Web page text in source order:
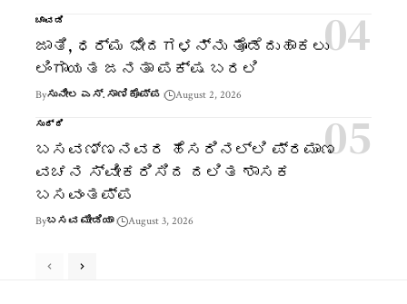
ಚಾವಡಿ
ಜಾತಿ, ಧರ್ಮ ಭೇದಗಳನ್ನು ತೊಡೆದುಹಾಕಲು
ಲಿಂಗಾಯತ ಜನತಾ ಪಕ್ಷ ಬರಲಿ
Byಸುನೀಲ ಎಸ್. ಸಾಣಿಕೊಪ್ಪ August 2, 2026
ಸುದ್ದಿ
ಬಸವಣ್ಣನವರ ಹೆಸರಿನಲ್ಲಿ ಪ್ರಮಾಣ
ವಚನ ಸ್ವೀಕರಿಸಿದ ದಲಿತ ಶಾಸಕ
ಬಸವಂತಪ್ಪ
Byಬಸವ ಮೀಡಿಯಾ August 3, 2026